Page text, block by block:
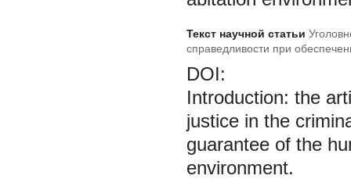
Текст научной статьи
справедливости при
DOI:
Introduction: the
justice in the
guarantee of the
environment.